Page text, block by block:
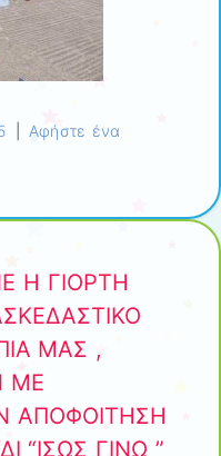
Αφήστε ένα
Η ΓΙΟΡΤΗ
ΜΑΣ ,
ΜΕ
ΑΠΟΦΟΙΤΗΣΗ
“ΙΣΩΣ ΓΙΝΩ ”